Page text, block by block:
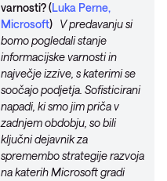
varnosti? (Luka Perne,
Microsoft) V predavanju si
bomo pogledali stanje
informacijske varnosti in
največje izzive, s katerimi se
soočajo podjetja. Sofisticirani
napadi, ki smo jim priča v
zadnjem obdobju, so bili
ključni dejavnik za
spremembo strategije razvoja
na katerih Microsoft gradi